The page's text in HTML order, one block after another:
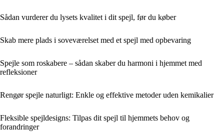
Sådan vurderer du lysets kvalitet i dit spejl, før du køber
Skab mere plads i soveværelset med et spejl med opbevaring
Spejle som roskabere – sådan skaber du harmoni i hjemmet med
refleksioner
Rengør spejle naturligt: Enkle og effektive metoder uden kemikalier
Fleksible spejldesigns: Tilpas dit spejl til hjemmets behov og
forandringer